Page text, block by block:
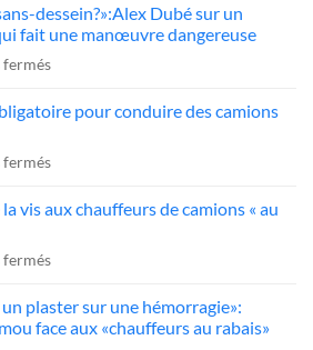
la
FCCRQ
presse
d’agir
des
gros
problèmes
l’industrie
transport»
dessein?»:Alex Dubé sur un
fait une manœuvre dangereuse
sur
qui
sans-
Dubé
un
qui
pour conduire des camions
sur
examen
pour
des
camions
vis aux chauffeurs de camions « au
sur
serre
la
un plaster sur une hémorragie»:
face aux «chauffeurs au rabais»